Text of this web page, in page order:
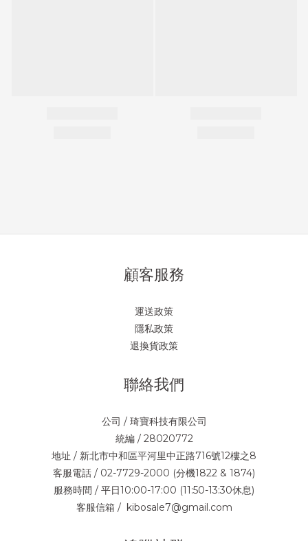
顧客服務
運送政策
隱私政策
退換貨政策
聯絡我們
公司 / 琦寶科技有限公司
統編 / 28020772
地址 / 新北市中和區平河里中正路716號12樓之8
客服電話 / 02-7729-2000 (分機1822 & 1874)
服務時間 / 平日10:00-17:00 (11:50-13:30休息)
客服信箱 / kibosale7@gmail.com